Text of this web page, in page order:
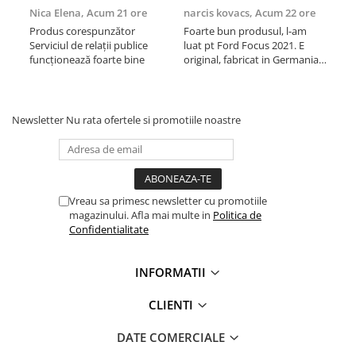
Kit lant distributie
Curea distributie
Pompa apa
Curea transmisie
Busoane/inele etansare
Directie/stabilizare
Bielete directie
Cap de bara
Nica Elena, Acum 21 ore
Produs corespunzător
Serviciul de relații publice
funcționează foarte bine
narcis kovacs, Acum 22 ore
Foarte bun produsul, l-am
luat pt Ford Focus 2021. E
original, fabricat in Germania.
reduceri).
Newsletter Nu rata ofertele si promotiile noastre
Vreau sa primesc newsletter cu promotiile
magazinului. Afla mai multe in Politica de
Confidentialitate
INFORMATII
CLIENTI
DATE COMERCIALE